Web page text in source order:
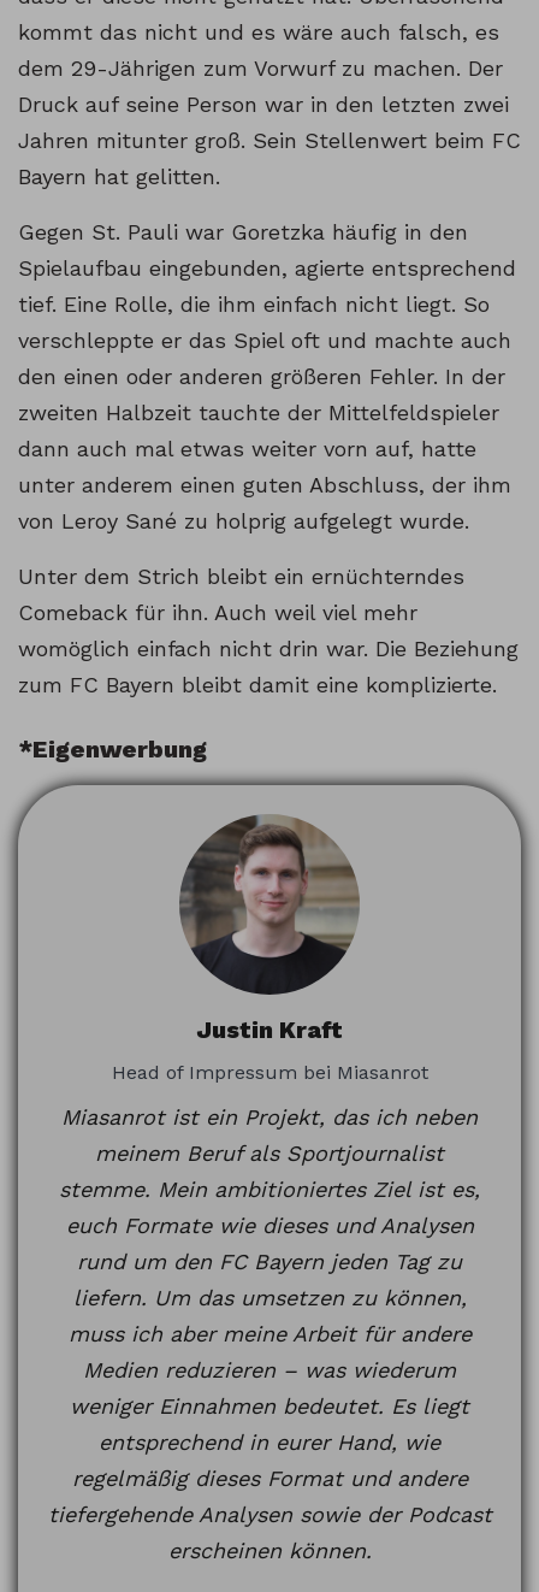
kommt das nicht und es wäre auch falsch, es
dem 29-Jährigen zum Vorwurf zu machen. Der
Druck auf seine Person war in den letzten zwei
Jahren mitunter groß. Sein Stellenwert beim FC
Bayern hat gelitten.
Gegen St. Pauli war Goretzka häufig in den
Spielaufbau eingebunden, agierte entsprechend
tief. Eine Rolle, die ihm einfach nicht liegt. So
verschleppte er das Spiel oft und machte auch
den einen oder anderen größeren Fehler. In der
zweiten Halbzeit tauchte der Mittelfeldspieler
dann auch mal etwas weiter vorn auf, hatte
unter anderem einen guten Abschluss, der ihm
von Leroy Sané zu holprig aufgelegt wurde.
Unter dem Strich bleibt ein ernüchterndes
Comeback für ihn. Auch weil viel mehr
womöglich einfach nicht drin war. Die Beziehung
zum FC Bayern bleibt damit eine komplizierte.
*Eigenwerbung
Justin Kraft
Head of Impressum bei Miasanrot
Miasanrot ist ein Projekt, das ich neben
meinem Beruf als Sportjournalist
stemme. Mein ambitioniertes Ziel ist es,
euch Formate wie dieses und Analysen
rund um den FC Bayern jeden Tag zu
liefern. Um das umsetzen zu können,
muss ich aber meine Arbeit für andere
Medien reduzieren – was wiederum
weniger Einnahmen bedeutet. Es liegt
entsprechend in eurer Hand, wie
regelmäßig dieses Format und andere
tiefergehende Analysen sowie der Podcast
erscheinen können.